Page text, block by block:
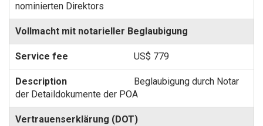
nominierten Direktors
Vollmacht mit notarieller Beglaubigung
US$ 779
Beglaubigung durch Notar
der Detaildokumente der POA
Vertrauenserklärung (DOT)